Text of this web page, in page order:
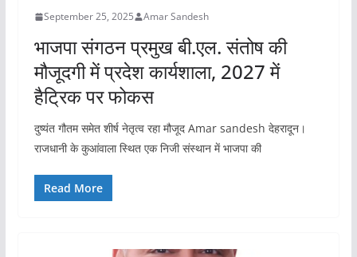
September 25, 2025 Amar Sandesh
भाजपा संगठन प्रमुख बी.एल. संतोष की
मौजूदगी में प्रदेश कार्यशाला, 2027 में
हैट्रिक पर फोकस
दुष्यंत गौतम समेत शीर्ष नेतृत्व रहा मौजूद Amar sandesh देहरादून।
राजधानी के कुआंवाला स्थित एक निजी संस्थान में भाजपा की
Read More